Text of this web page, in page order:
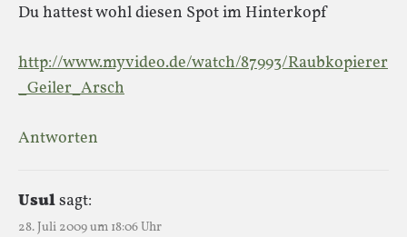
Du hattest wohl diesen Spot im Hinterkopf
http://www.myvideo.de/watch/87993/Raubkopierer
_Geiler_Arsch
Antworten
Usulsagt:
28. Juli 2009 um 18:06 Uhr